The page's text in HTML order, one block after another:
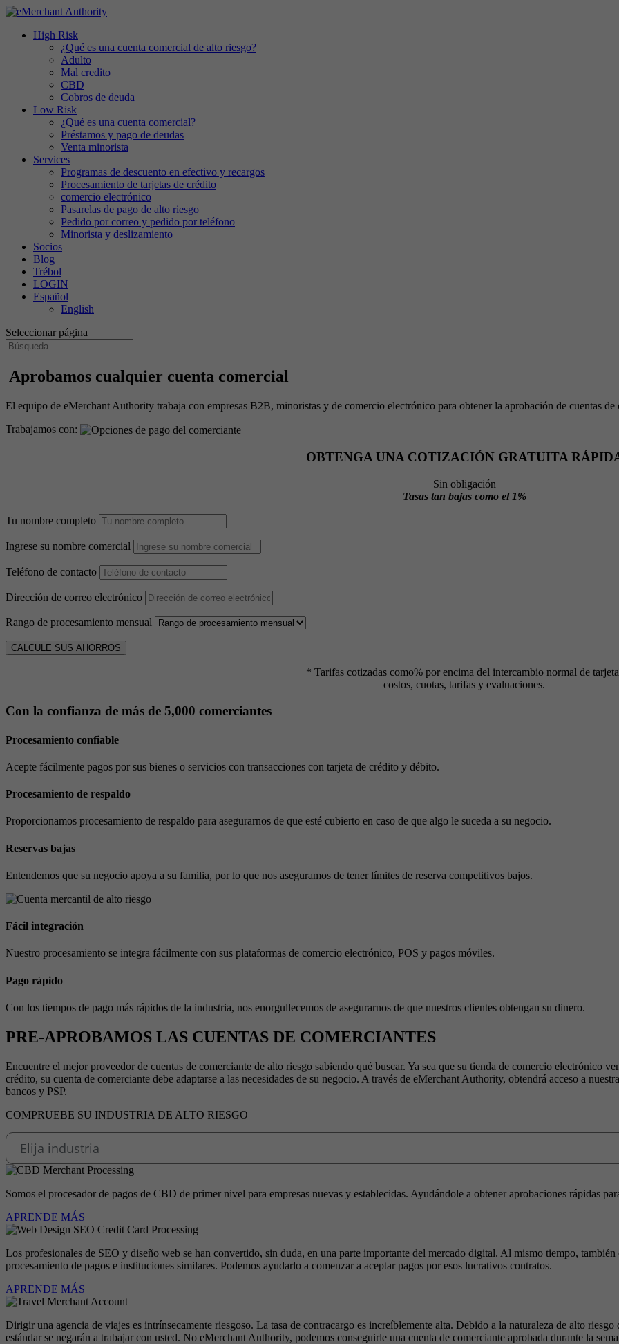
High Risk
¿Qué es una cuenta comercial de alto riesgo?
Adulto
Mal credito
CBD
Cobros de deuda
Low Risk
¿Qué es una cuenta comercial?
Préstamos y pago de deudas
Venta minorista
Services
Programas de descuento en efectivo y recargos
Procesamiento de tarjetas de crédito
comercio electrónico
Pasarelas de pago de alto riesgo
Pedido por correo y pedido por teléfono
Minorista y deslizamiento
Socios
Blog
Trébol
LOGIN
Español
English
Seleccionar página
Aprobamos cualquier cuenta comercial
El equipo de eMerchant Authority trabaja con empresas B2B, minoristas y de comercio electrónico para obtener la aprobación de cuentas
Trabajamos con:
OBTENGA UNA COTIZACIÓN GRATUITA
Sin obligación
Tasas tan bajas como el 1%
Tu nombre completo
Ingrese su nombre comercial
Teléfono de contacto
Dirección de correo electrónico
Rango de procesamiento mensual
CALCULE SUS AHORROS
* Tarifas cotizadas como% por encima del intercambio normal de
costos, cuotas, tarifas y evaluaciones.
Con la confianza de más de 5,000 comerciantes
Procesamiento confiable
Acepte fácilmente pagos por sus bienes o servicios con transacciones con tarjeta de crédito y débito.
Procesamiento de respaldo
Proporcionamos procesamiento de respaldo para asegurarnos de que esté cubierto en caso de que algo le suceda a su negocio.
Reservas bajas
Entendemos que su negocio apoya a su familia, por lo que nos aseguramos de tener límites de reserva competitivos bajos.
Fácil integración
Nuestro procesamiento se integra fácilmente con sus plataformas de comercio electrónico, POS y pagos móviles.
Pago rápido
Con los tiempos de pago más rápidos de la industria, nos enorgullecemos de asegurarnos de que nuestros clientes obtengan su dinero.
PRE-APROBAMOS LAS CUENTAS DE COMERCIANTES
Encuentre el mejor proveedor de cuentas de comerciante de alto riesgo sabiendo qué buscar. Ya sea que su tienda de comercio electrónico
crédito, su cuenta de comerciante debe adaptarse a las necesidades de su negocio. A través de eMerchant Authority, obtendrá acceso a
bancos y PSP.
COMPRUEBE SU INDUSTRIA DE ALTO RIESGO
Somos el procesador de pagos de CBD de primer nivel para empresas nuevas y establecidas. Ayudándole a obtener aprobaciones rápidas
APRENDE MÁS
Los profesionales de SEO y diseño web se han convertido, sin duda, en una parte importante del mercado digital. Al mismo tiempo,
procesamiento de pagos e instituciones similares. Podemos ayudarlo a comenzar a aceptar pagos por esos lucrativos contratos.
APRENDE MÁS
Dirigir una agencia de viajes es intrínsecamente riesgoso. La tasa de contracargo es increíblemente alta. Debido a la naturaleza de alto
estándar se negarán a trabajar con usted. No eMerchant Authority, podemos conseguirle una cuenta de comerciante aprobada durante la